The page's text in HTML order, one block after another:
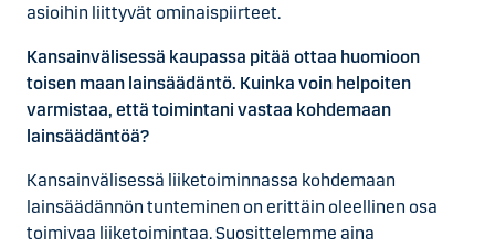
asioihin liittyvät ominaispiirteet.
Kansainvälisessä kaupassa pitää ottaa huomioon
toisen maan lainsäädäntö. Kuinka voin helpoiten
varmistaa, että toimintani vastaa kohdemaan
lainsäädäntöä?
Kansainvälisessä liiketoiminnassa kohdemaan
lainsäädännön tunteminen on erittäin oleellinen osa
toimivaa liiketoimintaa. Suosittelemme aina